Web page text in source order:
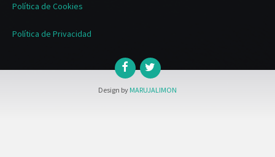
Política de Cookies
Política de Privacidad
Design by MARUJALIMON